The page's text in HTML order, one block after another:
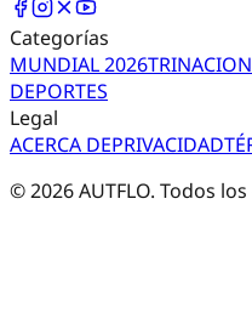
Categorías
MUNDIAL 2026TRI
DEPORTES
Legal
ACERCA DEPRIVACIDAD
©2026AUTFLO. Todos